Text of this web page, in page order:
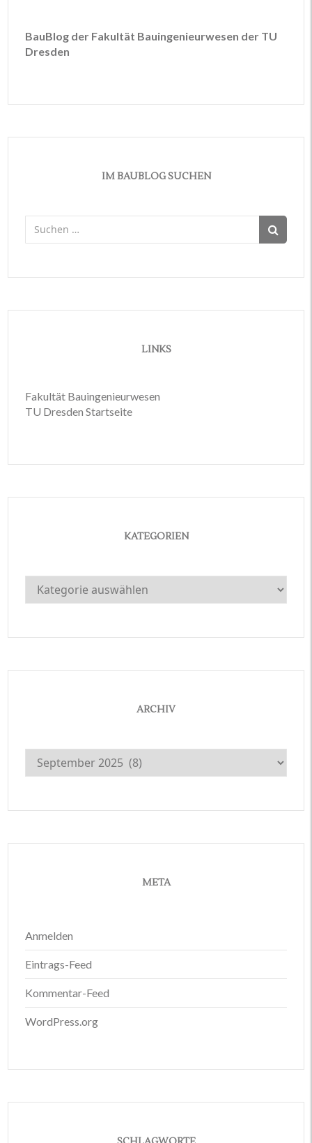
BauBlog der Fakultät Bauingenieurwesen der TU
Dresden
IM BAUBLOG SUCHEN
nach:
LINKS
Fakultät Bauingenieurwesen
TU Dresden Startseite
KATEGORIEN
Kategorien
ARCHIV
Archiv
META
Anmelden
Eintrags-Feed
Kommentar-Feed
WordPress.org